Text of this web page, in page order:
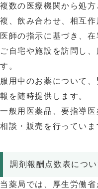
複数の医療機関から処
複、飲み合わせ、相互作
医師の指示に基づき、
ご自宅や施設を訪問し
す。
服用中のお薬について
報を随時提供します。
一般用医薬品、要指導
相談・販売を行っていま
調剤報酬点数表につい
当薬局では、厚生労働